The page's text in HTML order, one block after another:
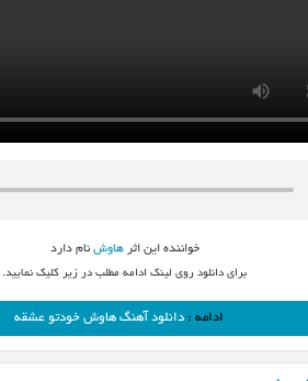
خواننده این اثرهاوش نام دارد
برای دانلود روی لینک ادامه مطلب در زیر کلیک نمایید.
ادامه : دانلود آهنگ هاوش خودتو عشقه